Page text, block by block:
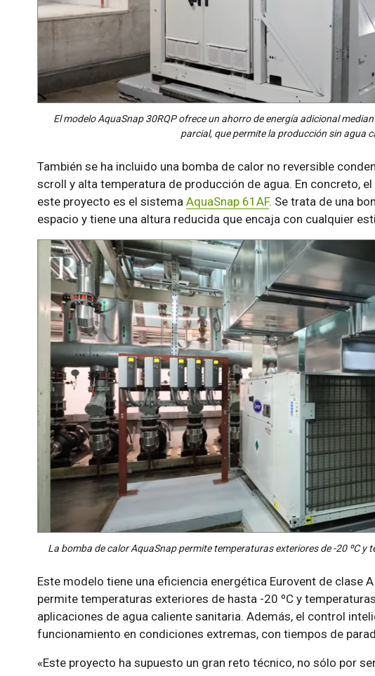
El modelo AquaSnap 30RQP ofrece un ahorro de energía adicional
parcial, que permite la producción sin agua
También se ha incluido una bomba de calor no reversible
scroll y alta temperatura de producción de agua. En concreto,
este proyecto es el sistema AquaSnap 61AF. Se trata de una
espacio y tiene una altura reducida que encaja con cualquier
La bomba de calor AquaSnap permite temperaturas exteriores de -20 ºC y
Este modelo tiene una eficiencia energética Eurovent de clase
permite temperaturas exteriores de hasta -20 ºC y
aplicaciones de agua caliente sanitaria. Además, el control
funcionamiento en condiciones extremas, con tiempos de
«Este proyecto ha supuesto un gran reto técnico, no sólo por